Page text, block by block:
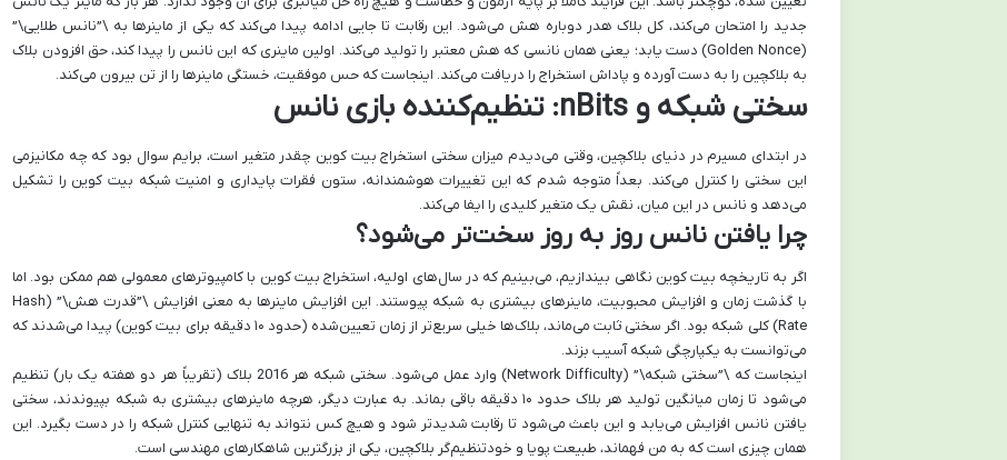
جدید را امتحان می‌کند، کل بلاک هدر دوباره هش می‌شود. این رقابت تا جایی ادامه پیدا می‌کند که یکی از ماینرها به \”نانس طلایی\”
(Golden Nonce) دست یابد؛ یعنی همان نانسی که هش معتبر را تولید می‌کند. اولین ماینری که این نانس را پیدا کند، حق افزودن بلاک
به بلاکچین را به دست آورده و پاداش استخراج را دریافت می‌کند. اینجاست که حس موفقیت، خستگی ماینرها را از تن بیرون می‌کند.
سختی شبکه و nBits: تنظیم‌کننده بازی نانس
در ابتدای مسیرم در دنیای بلاکچین، وقتی می‌دیدم میزان سختی استخراج بیت کوین چقدر متغیر است، برایم سوال بود که چه مکانیزمی
این سختی را کنترل می‌کند. بعداً متوجه شدم که این تغییرات هوشمندانه، ستون فقرات پایداری و امنیت شبکه بیت کوین را تشکیل
می‌دهد و نانس در این میان، نقش یک متغیر کلیدی را ایفا می‌کند.
چرا یافتن نانس روز به روز سخت‌تر می‌شود؟
اگر به تاریخچه بیت کوین نگاهی بیندازیم، می‌بینیم که در سال‌های اولیه، استخراج بیت کوین با کامپیوترهای معمولی هم ممکن بود. اما
با گذشت زمان و افزایش محبوبیت، ماینرهای بیشتری به شبکه پیوستند. این افزایش ماینرها به معنی افزایش \”قدرت هش\” (Hash
Rate) کلی شبکه بود. اگر سختی ثابت می‌ماند، بلاک‌ها خیلی سریع‌تر از زمان تعیین‌شده (حدود ۱۰ دقیقه برای بیت کوین) پیدا می‌شدند که
می‌توانست به یکپارچگی شبکه آسیب بزند.
اینجاست که \”سختی شبکه\” (Network Difficulty) وارد عمل می‌شود. سختی شبکه هر 2016 بلاک (تقریباً هر دو هفته یک بار) تنظیم
می‌شود تا زمان میانگین تولید هر بلاک حدود ۱۰ دقیقه باقی بماند. به عبارت دیگر، هرچه ماینرهای بیشتری به شبکه بپیوندند، سختی
یافتن نانس افزایش می‌یابد و این باعث می‌شود تا رقابت شدیدتر شود و هیچ کس نتواند به تنهایی کنترل شبکه را در دست بگیرد. این
همان چیزی است که به من فهماند، طبیعت پویا و خودتنظیم‌گر بلاکچین، یکی از بزرگترین شاهکارهای مهندسی است.